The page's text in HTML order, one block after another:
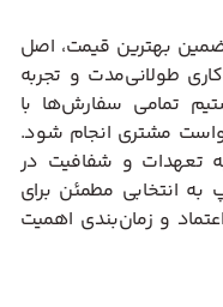
بهترین قیمت، اصل
طولانی‌مدت و تجربه
تمامی سفارش‌ها با
خواست مشتری انجام شود.
تعهدات و شفافیت در
انتخابی مطمئن برای
و زمان‌بندی اهمیت